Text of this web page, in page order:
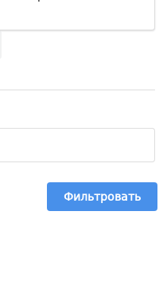
Фильтровать